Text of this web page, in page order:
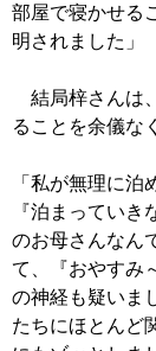
部屋で寝かせる
明されました」
結局梓さんは
ることを余儀な
「私が無理に泊
『泊まってい
のお母さんなん
て、『おやすみ
の神経も疑いま
たちにほとんど